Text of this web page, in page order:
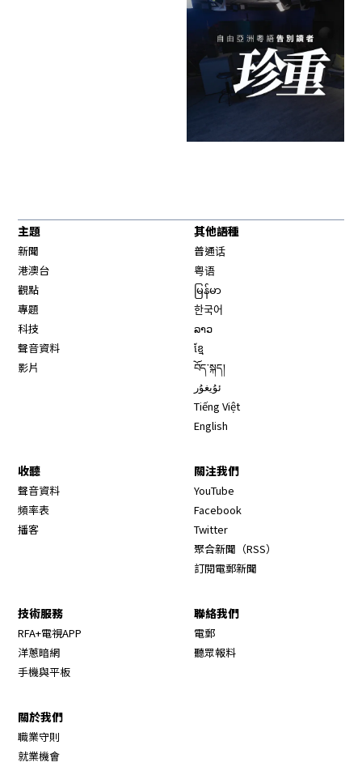
主題
新聞
港澳台
觀點
專題
科技
聲音資料
影片
其他語種
普通话
粤语
မြန်မာ
한국어
ລາວ
ខ្មែ
བོད་སྐད།
ئۇيغۇر
Tiếng Việt
English
收聽
聲音資料
頻率表
播客
關注我們
YouTube
Facebook
Twitter
聚合新聞（RSS）
訂閱電郵新聞
技術服務
RFA+電視APP
洋蔥暗網
手機與平板
聯絡我們
電郵
聽眾報料
關於我們
職業守則
就業機會